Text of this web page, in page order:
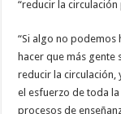
“reducir la
“Si algo no podemos
hacer que más gente
reducir la circulación,
el esfuerzo de toda
procesos de